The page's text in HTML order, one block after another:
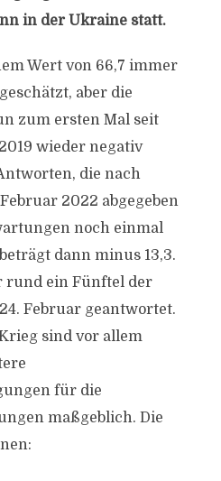
in der Ukraine statt.
Wert von 66,7 immer
aber die
zum ersten Mal seit
wieder negativ
die nach
2022 abgegeben
noch einmal
dann minus 13,3.
rund ein Fünftel der
Februar geantwortet.
sind vor allem
für die
maßgeblich. Die